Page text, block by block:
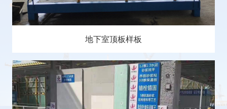
地下室顶板样板